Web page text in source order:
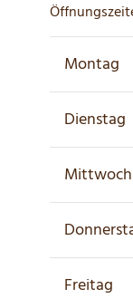
Montag
Dienstag
Mittwoch
Freitag